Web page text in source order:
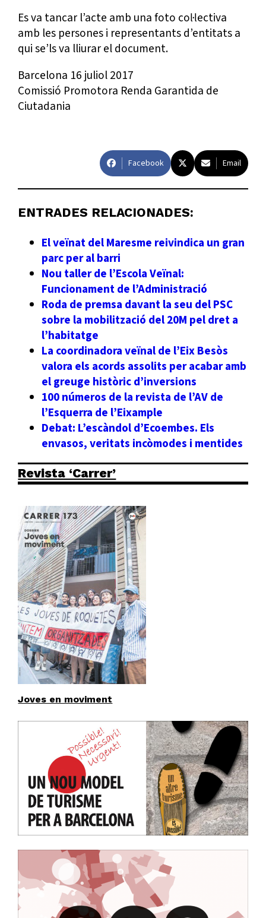
Es va tancar l’acte amb una foto col·lectiva
amb les persones i representants d’entitats a
qui se’ls va lliurar el document.
Barcelona 16 juliol 2017
Comissió Promotora Renda Garantida de
Ciutadania
Facebook Email
ENTRADES RELACIONADES:
El veïnat del Maresme reivindica un gran
parc per al barri
Nou taller de l’Escola Veïnal:
Funcionament de l’Administració
Roda de premsa davant la seu del PSC
sobre la mobilització del 20M pel dret a
l’habitatge
La coordinadora veïnal de l’Eix Besòs
valora els acords assolits per acabar amb
el greuge històric d’inversions
100 números de la revista de l’AV de
l’Esquerra de l’Eixample
Debat: L’escàndol d’Ecoembes. Els
envasos, veritats incòmodes i mentides
Revista ‘Carrer’
Joves en moviment